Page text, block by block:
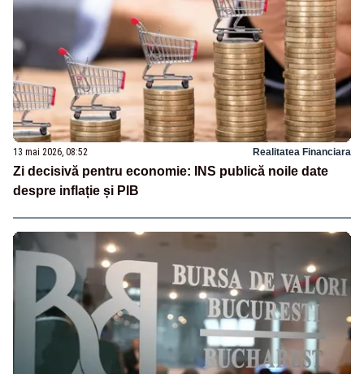
13 mai 2026, 08:52 Realitatea Financiara
Zi decisivă pentru economie: INS publică noile date
despre inflație și PIB